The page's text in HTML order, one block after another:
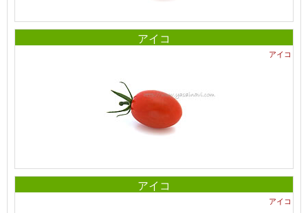
アイコ
アイコ
アイコ
アイコ